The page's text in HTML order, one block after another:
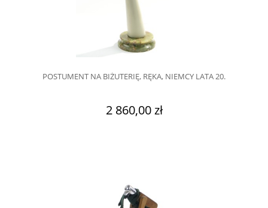
POSTUMENT NA BIŻUTERIĘ, RĘKA, NIEMCY LATA 20.
2 860,00 zł